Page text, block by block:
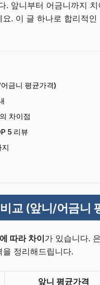
. 앞니부터 어금니까지
. 이 글 하나로 합리적
금니 평균가격)
차이점
5 리뷰
교 (앞니/어금니
따라 차이 가 있습니다.
정리해드립니다.
앞니 평균가격